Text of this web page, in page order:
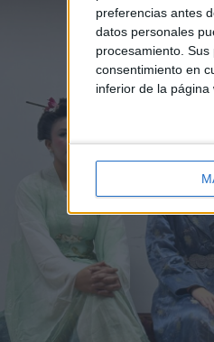
preferencias antes
datos personales
procesamiento.
consentimiento en
inferior de la página